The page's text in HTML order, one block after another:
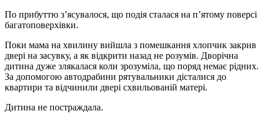
По прибуттю з’ясувалося, що подія сталася на п’ятому поверсі
багатоповерхівки.
Поки мама на хвилину вийшла з помешкання хлопчик закрив
двері на засувку, а як відкрити назад не розумів. Дворічна
дитина дуже злякалася коли зрозуміла, що поряд немає рідних.
За допомогою автодрабини рятувальники дісталися до
квартири та відчинили двері схвильованій матері.
Дитина не постраждала.